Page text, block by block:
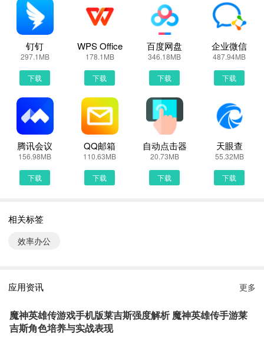
首先，我们手机里要有一个浏览器，小编比较喜欢用UC浏览器，当
然可以用手机都是自带网页浏览器的，我这边使用的是华为手机下载
最新江苏市监注册登记
第二步：
打开UC浏览器或者自带浏览器，我们在地址栏上直接输入最新江苏
市监注册登记下载安装或者最新江苏市监注册登记APP下载。然后点
击搜索，我们可以看到搜索结果罗列出来，里面都是有江苏市监注册
登记下载的相关信息下载网站，当然推荐大家选择PP助手、豌豆荚
这类比较知名的网站下载更加安全可靠
第三步：
选择进入其中一个江苏市监注册登记APP下载的网页，我们可以看到
网站头部提供了江苏市监注册登记的下载链接，有安全下载和普通下
接着网页提示有下载内容，这时我们不用更改文件名，至于文件保存
路径根据个人喜爱可改可不改，这边小编选择默认路径。单击确定，
回到手机桌面就可以看到已经安装好的最新江苏市监注册登记
了
钉钉
297.1MB
下载
WPS Office
178.1MB
下载
百度网盘
346.18MB
下载
企业微信
487.94MB
下载
腾讯会议
156.98MB
下载
QQ邮箱
110.63MB
下载
自动点击器
20.73MB
下载
天眼查
55.32MB
下载
相关标签
效率办公
应用资讯 更多
魔神英雄传游戏手机版莱吉斯强度解析 魔神英雄传手游莱
吉斯角色培养与实战表现